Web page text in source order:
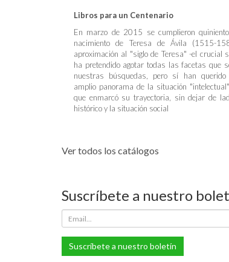
Libros para un Centenario
En marzo de 2015 se cumplieron
nacimiento de Teresa de Ávila (1515-
aproximación al "siglo de Teresa" -el crucial
ha pretendido agotar todas las facetas que
nuestras búsquedas, pero sí han querido
amplio panorama de la situación
que enmarcó su trayectoria, sin dejar de
histórico y la situación social
Ver todos los catálogos
Suscríbete a nuestro
Suscríbete a nuestro boletín